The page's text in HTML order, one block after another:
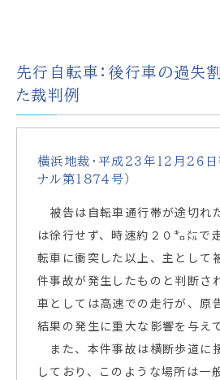
先行自転車：後行車の過失割
た裁判例
横浜地裁・平成２３年１２月２６
ナル第１８７４号）
被告は自転車通行帯が途切れ
は徐行せず、時速約２０㌔㍍で
転車に衝突した以上、主として
件事故が発生したものと判断さ
車としては高速での走行が、原
結果の発生に重大な影響を与え
また、本件事故は横断歩道に
しており、このような場所は一